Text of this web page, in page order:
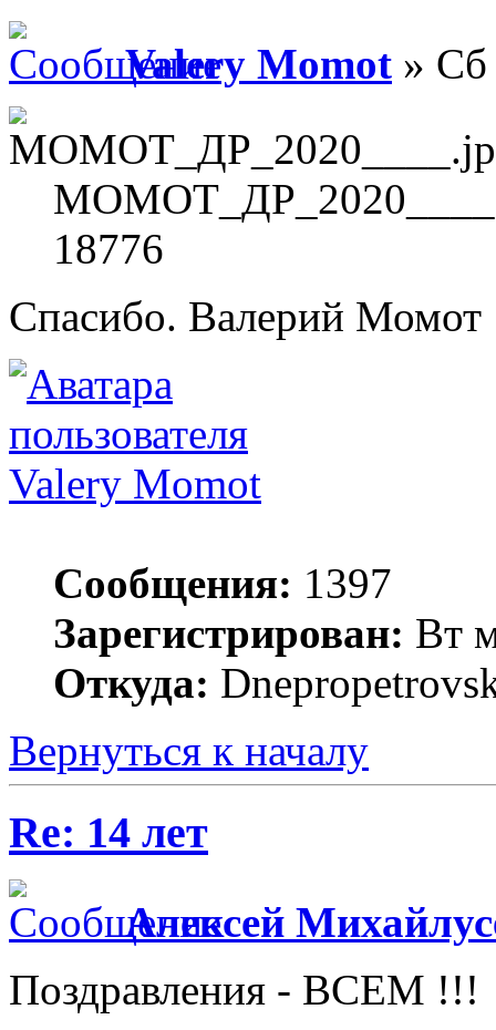
Valery Momot » Сб
18776
Спасибо. Валерий Момот
Valery Momot
Сообщения: 1397
Зарегистрирован: Вт
Откуда:
Вернуться к началу
Re: 14 лет
Алексей
Поздравления - ВСЕМ !!!